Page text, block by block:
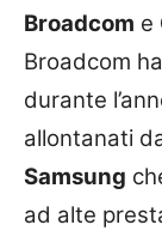
Broadcom e
Broadcom
durante
allontanati
Samsung
ad alte